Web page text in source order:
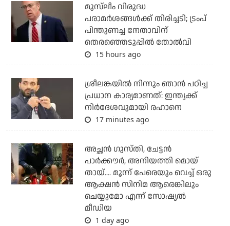
മുസ്‌ലീം വിരുദ്ധ
പരാമര്‍ശങ്ങള്‍ക്ക് തിരിച്ചടി; ട്രംപ്
പിന്തുണച്ച നേതാവിന്
തെരഞ്ഞെടുപ്പില്‍ തോല്‍വി
15 hours ago
ശ്രീലങ്കയില്‍ നിന്നും ഞാന്‍ പഠിച്ച
പ്രധാന കാര്യമാണത്: ഇന്ത്യക്ക്
നിര്‍ദേശവുമായി രഹാനെ
17 minutes ago
അച്ഛന്‍ ഗുസ്തി, ചേട്ടന്‍
പാര്‍ക്കൗര്‍, അനിയത്തി മൊയ്
തായ്.... മൂന്ന് പേരെയും വെച്ച് ഒരു
ആക്ഷന്‍ സിനിമ ആരെങ്കിലും
ചെയ്യുമോ എന്ന് സോഷ്യല്‍
മീഡിയ
1 day ago